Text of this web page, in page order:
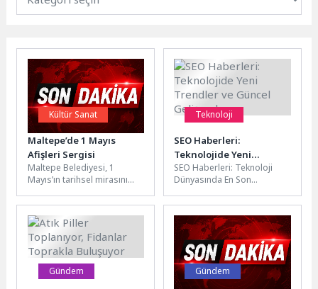
Kültür Sanat
Maltepe’de 1 Mayıs
Afişleri Sergisi
Maltepe Belediyesi, 1
Mayıs’ın tarihsel mirasını
sergiyi sanatseverlerle
buluşturdu.Maltepe’de 1
Mayıs...
Teknoloji
SEO Haberleri:
Teknolojide Yeni
Trendler ve Güncel
Gelişmeler
SEO Haberleri: Teknoloji
Dünyasında En Son
sürekli olarak güncellenen
ve değişen trendleri...
Gündem Gündem